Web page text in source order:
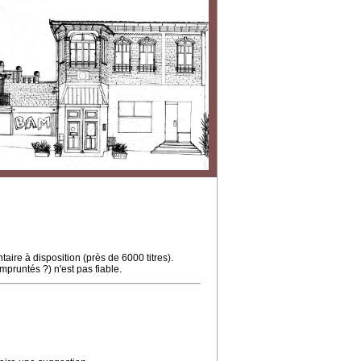
à disposition (près de 6000 titres).
?) n'est pas fiable.